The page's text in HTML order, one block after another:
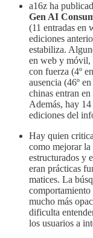
a16z ha
Gen AI
(11 entradas en
ediciones
estabiliza.
en web y móvil,
con fuerza (4º
ausencia (46º
chinas entran
Además, hay
ediciones del
Hay quien
como mejorar la
estructurados y
eran prácticas
matices. La
comportamiento
mucho más
dificulta
los usuarios a